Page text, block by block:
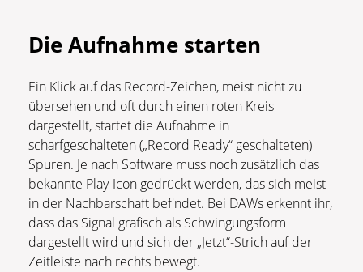
Die Aufnahme starten
Ein Klick auf das Record-Zeichen, meist nicht zu
übersehen und oft durch einen roten Kreis
dargestellt, startet die Aufnahme in
scharfgeschalteten („Record Ready“ geschalteten)
Spuren. Je nach Software muss noch zusätzlich das
bekannte Play-Icon gedrückt werden, das sich meist
in der Nachbarschaft befindet. Bei DAWs erkennt ihr,
dass das Signal grafisch als Schwingungsform
dargestellt wird und sich der „Jetzt“-Strich auf der
Zeitleiste nach rechts bewegt.